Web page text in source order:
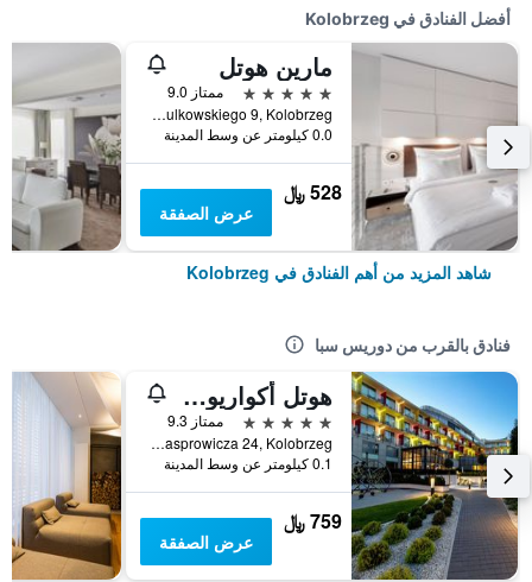
أفضل الفنادق في Kolobrzeg
مارين هوتل
5 نجوم
ممتاز 9.0
ul. Sulkowskiego 9, Kolobrzeg, محافظة بوميرانيا الغربية, بولندا
0.0 كيلومتر عن وسط المدينة
528 ﷼
عرض الصفقة
شاهد المزيد من أهم الفنادق في Kolobrzeg
فنادق بالقرب من دوريس سبا
هوتل أكواريوس سبا
5 نجوم
ممتاز 9.3
Ul. Kasprowicza 24, Kolobrzeg, محافظة بوميرانيا الغربية, بولندا
0.1 كيلومتر عن وسط المدينة
759 ﷼
عرض الصفقة